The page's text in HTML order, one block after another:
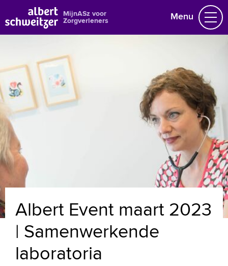
MijnASz voor
Zorgverleners Menu
Naar home asz.nl
Voorleesfunctie
Albert Event maart 2023
| Samenwerkende
laboratoria